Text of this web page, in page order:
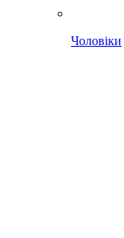
Чоловіки